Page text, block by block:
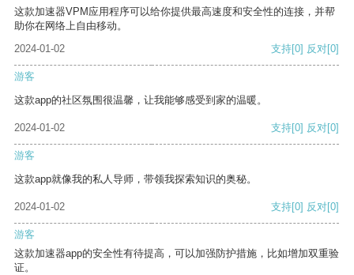
这款加速器VPM应用程序可以给你提供最高速度和安全性的连接，并帮
助你在网络上自由移动。
2024-01-02
支持[0] 反对[0]
游客
这款app的社区氛围很温馨，让我能够感受到家的温暖。
2024-01-02 支持[0] 反对[0]
游客
这款app就像我的私人导师，带领我探索知识的奥秘。
2024-01-02 支持[0] 反对[0]
游客
这款加速器app的安全性有待提高，可以加强防护措施，比如增加双重验
证。